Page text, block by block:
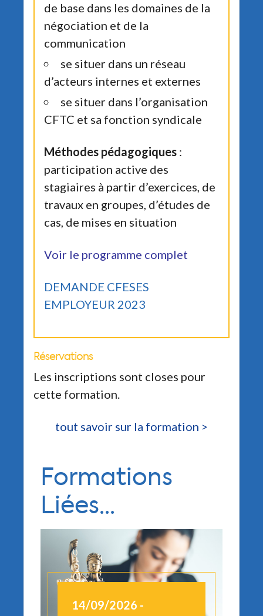
de base dans les domaines de la
négociation et de la
communication
se situer dans un réseau
d’acteurs internes et externes
se situer dans l’organisation
CFTC et sa fonction syndicale
Méthodes pédagogiques :
participation active des
stagiaires à partir d’exercices, de
travaux en groupes, d’études de
cas, de mises en situation
Voir le programme complet
DEMANDE CFESES
EMPLOYEUR 2023
Réservations
Les inscriptions sont closes pour
cette formation.
tout savoir sur la formation >
Formations
Liées...
14/09/2026 -